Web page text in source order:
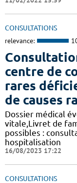
CONSULTATIONS
relevance:
centre de
rares
de causes
Dossier médical
vitale,Livret de
possibles :
hospitalisation
16/08/2023 17:22
CONSULTATIONS